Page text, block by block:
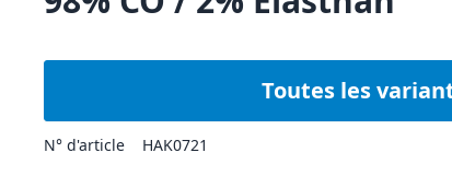
Toutes les
N° d'article HAK0721